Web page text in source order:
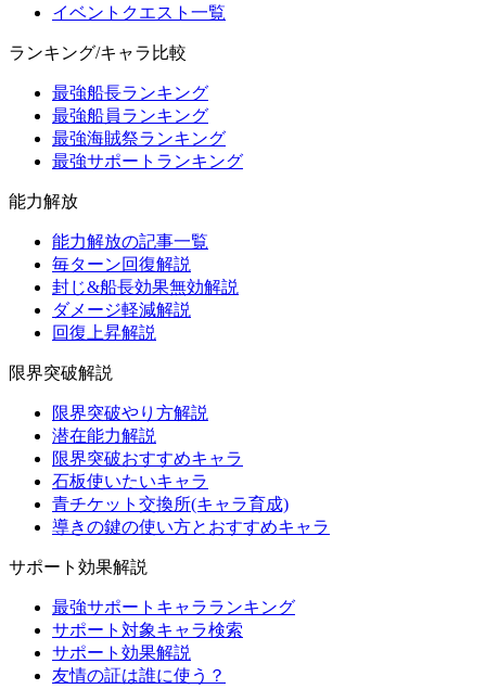
イベントクエスト一覧
ランキング/キャラ比較
最強船長ランキング
最強船員ランキング
最強海賊祭ランキング
最強サポートランキング
能力解放
能力解放の記事一覧
毎ターン回復解説
封じ&船長効果無効解説
ダメージ軽減解説
回復上昇解説
限界突破解説
限界突破やり方解説
潜在能力解説
限界突破おすすめキャラ
石板使いたいキャラ
青チケット交換所(キャラ育成)
導きの鍵の使い方とおすすめキャラ
サポート効果解説
最強サポートキャラランキング
サポート対象キャラ検索
サポート効果解説
友情の証は誰に使う？